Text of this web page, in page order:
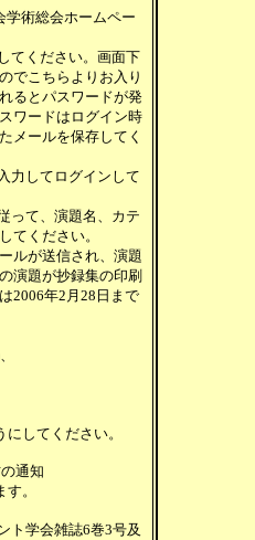
学術総会ホームペー
てください。画面下
でこちらよりお入り
るとパスワードが発
ワードはログイン時
メールを保存してく
力してログインして
って、演題名、カテ
てください。
ルが送信され、演題
演題が抄録集の印刷
2006年2月28日まで
してください。
通知
。
学会雑誌6巻3号及